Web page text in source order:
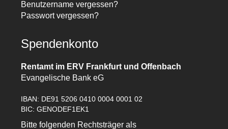
Benutzername vergessen?
Passwort vergessen?
Spendenkonto
Rentamt im ERV Frankfurt und Offenbach
Evangelische Bank eG
IBAN: DE91 5206 0410 0004 0001 02
BIC: GENODEF1EK1
Bitte folgenden Rechtsträger als